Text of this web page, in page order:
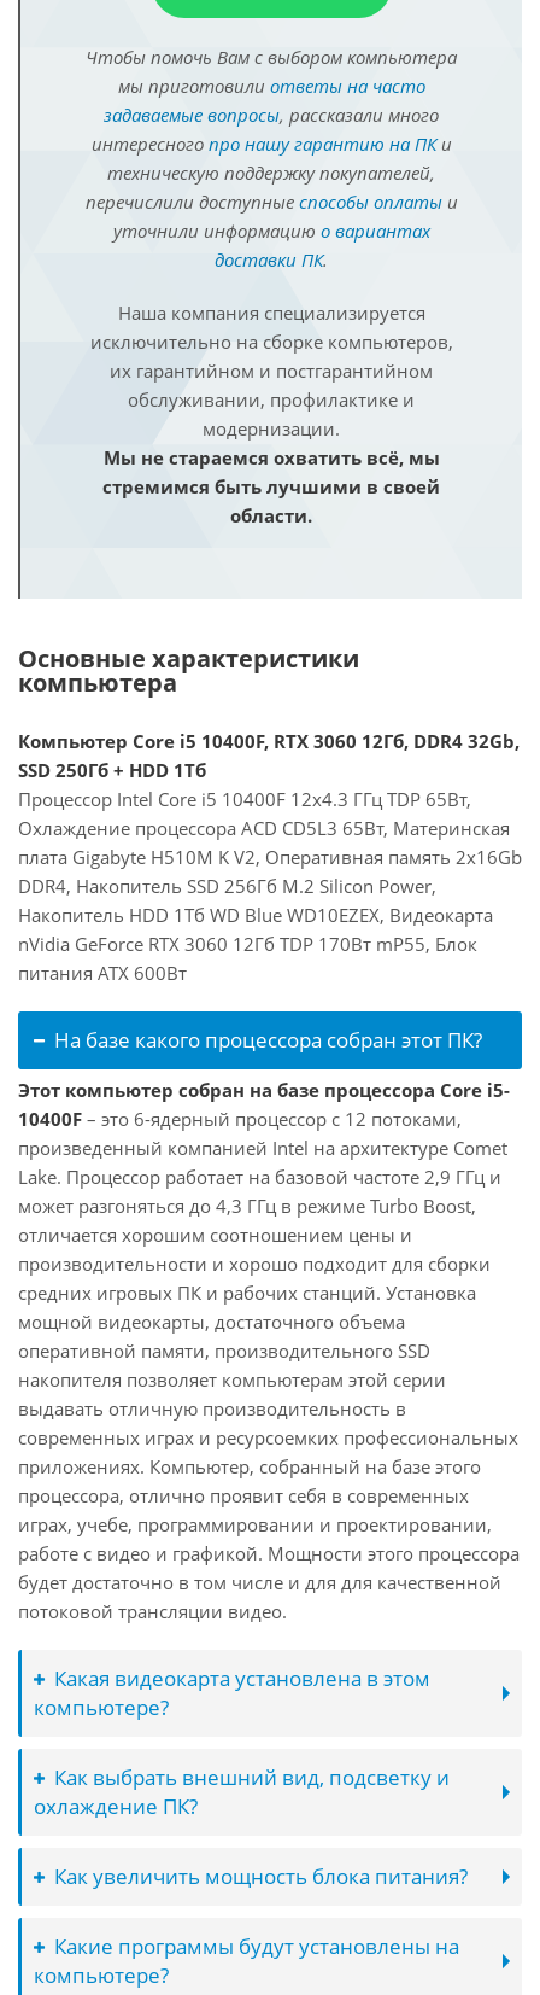
Чтобы помочь Вам с выбором компьютера
мы приготовили ответы на часто
задаваемые вопросы, рассказали много
интересного про нашу гарантию на ПКи
техническую поддержку покупателей,
перечислили доступные способы оплатыи
уточнили информацию о вариантах
доставки ПК.
Наша компания специализируется
исключительно на сборке компьютеров,
их гарантийном и постгарантийном
обслуживании, профилактике и
модернизации.
Мы не стараемся охватить всё, мы
стремимся быть лучшими в своей
области.
Основные характеристики
компьютера
Компьютер Core i5 10400F, RTX 3060 12Гб, DDR4 32Gb,
SSD 250Гб + HDD 1Тб
Процессор Intel Core i5 10400F 12x4.3 ГГц TDP 65Вт,
Охлаждение процессора ACD CD5L3 65Вт, Материнская
плата Gigabyte H510M K V2, Оперативная память 2x16Gb
DDR4, Накопитель SSD 256Гб M.2 Silicon Power,
Накопитель HDD 1Тб WD Blue WD10EZEX, Видеокарта
nVidia GeForce RTX 3060 12Гб TDP 170Вт mP55, Блок
питания ATX 600Вт
На базе какого процессора собран этот ПК?
Этот компьютер собран на базе процессора Core i5-
10400F – это 6-ядерный процессор с 12 потоками,
произведенный компанией Intel на архитектуре Comet
Lake. Процессор работает на базовой частоте 2,9 ГГц и
может разгоняться до 4,3 ГГц в режиме Turbo Boost,
отличается хорошим соотношением цены и
производительности и хорошо подходит для сборки
средних игровых ПК и рабочих станций. Установка
мощной видеокарты, достаточного объема
оперативной памяти, производительного SSD
накопителя позволяет компьютерам этой серии
выдавать отличную производительность в
современных играх и ресурсоемких профессиональных
приложениях. Компьютер, собранный на базе этого
процессора, отлично проявит себя в современных
играх, учебе, программировании и проектировании,
работе с видео и графикой. Мощности этого процессора
будет достаточно в том числе и для для качественной
потоковой трансляции видео.
Какая видеокарта установлена в этом
компьютере?
Как выбрать внешний вид, подсветку и
охлаждение ПК?
Как увеличить мощность блока питания?
Какие программы будут установлены на
компьютере?